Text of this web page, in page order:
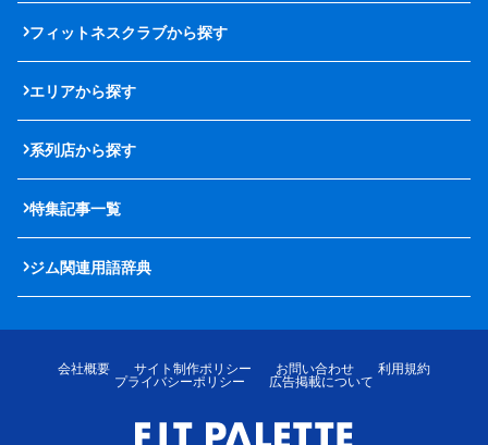
フィットネスクラブから探す
エリアから探す
系列店から探す
特集記事一覧
ジム関連用語辞典
会社概要 サイト制作ポリシー お問い合わせ
利用規約
プライバシーポリシー
広告掲載について